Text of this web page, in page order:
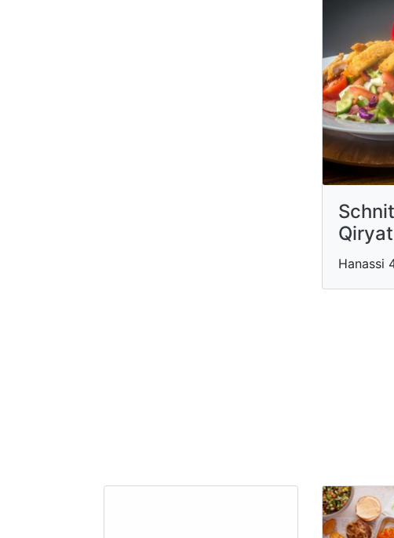
Hanassi